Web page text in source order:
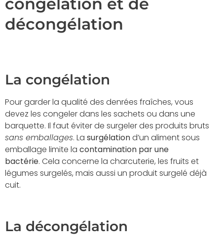
décongélation
La congélation
Pour garder la qualité des denrées fraîches, vous
devez les congeler dans les sachets ou dans une
barquette. Il faut éviter de surgeler des produits bruts
sans emballages. La surgélationd’un aliment sous
emballage limite la contamination par une
bactérie. Cela concerne la charcuterie, les fruits et
légumes surgelés, mais aussi un produit surgelé déjà
cuit.
La décongélation